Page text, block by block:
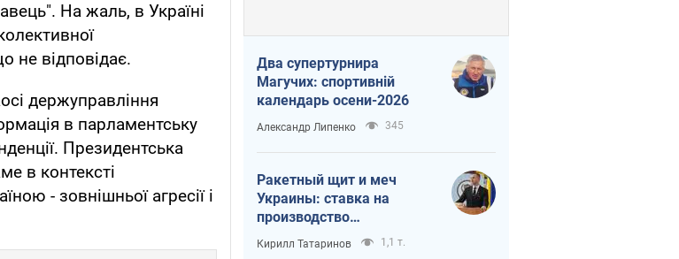
На жаль, в Україні
не відповідає.
держуправління
в парламентську
Президентська
в контексті
- зовнішньої агресії і
Два супертурнира
Магучих: спортивній
календарь осени-2026
Александр Липенко 345
Ракетный щит и меч
Украины: ставка на
производство
собственных ракет
Кирилл Татаринов 1,1 т.